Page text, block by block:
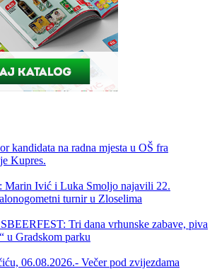
kandidata na radna mjesta u OŠ fra
Kupres.
Marin Ivić i Luka Smoljo najavili 22.
turnir u Zloselima
Tri dana vrhunske zabave, piva
u Gradskom parku
06.08.2026.- Večer pod zvijezdama